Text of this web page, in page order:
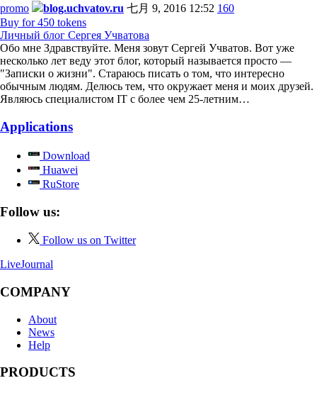
promo blog.uchvatov.ru 七月 9, 2016 12:52 160
Buy for 450 tokens
Личный блог Сергея Учватова
Обо мне Здравствуйте. Меня зовут Сергей Учватов. Вот уже
несколько лет веду этот блог, который называется просто —
"Записки о жизни". Стараюсь писать о том, что интересно
обычным людям. Делюсь тем, что окружает меня и моих друзей.
Являюсь специалистом IT с более чем 25-летним…
Applications
Download
Huawei
RuStore
Follow us:
Follow us on Twitter
LiveJournal
COMPANY
About
News
Help
PRODUCTS